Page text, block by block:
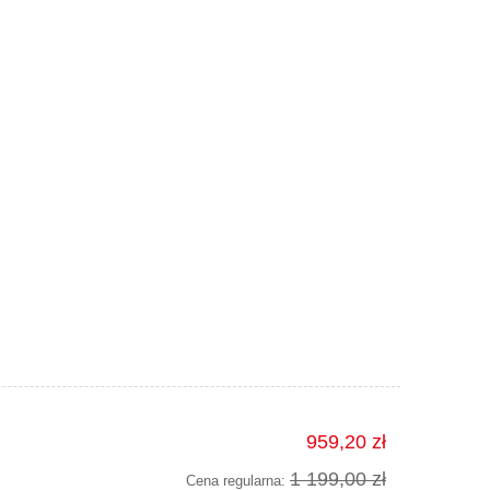
959,20 zł
Cena regularna: 1 199,00 zł